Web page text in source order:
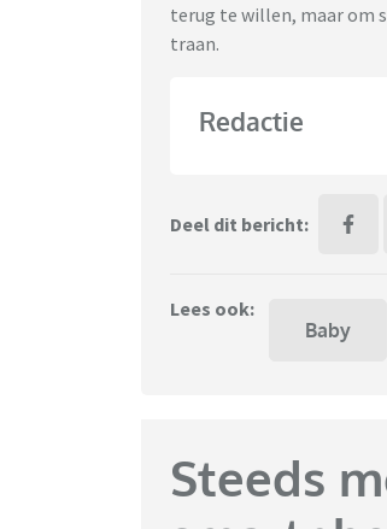
terug te willen, maar om
traan.
Redactie
Deel dit bericht:
Lees ook:
Baby
Steeds